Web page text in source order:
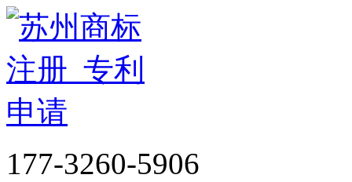
177-3260-5906